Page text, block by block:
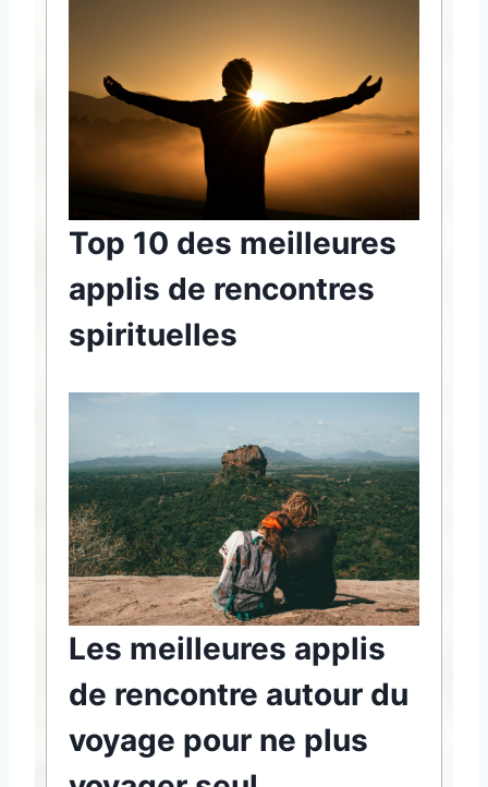
Top 10 des meilleures
applis de rencontres
spirituelles
Les meilleures applis
de rencontre autour du
voyage pour ne plus